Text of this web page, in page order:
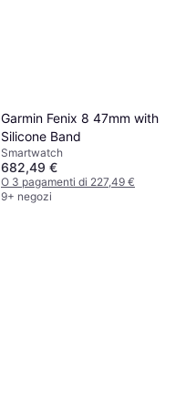
Garmin Fenix 8 47mm with
Silicone Band
Smartwatch
682,49 €
O 3 pagamenti di 227,49 €
9+ negozi